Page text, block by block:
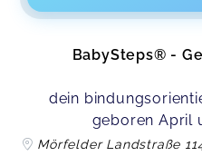
Absolute Empfehlung,
Ute weiß genau wie
höher schlagen lässt!
BabySteps® -
dein
geboren April
Mörfelder Landstraße